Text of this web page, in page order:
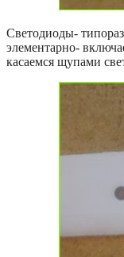
Светодиоды-
элементарно-
касаемся щупами